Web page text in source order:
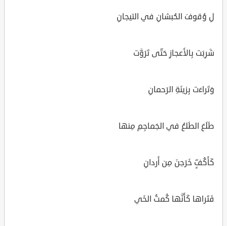
لِ وُقوفَ الحُبشانِ في التيجانِ
شَرِبَت بِالأَعجازِ حَتّى تَرَوَّت
وَتَراءَت بِزينَةِ الرَحمانِ
طَلَعَ الطَلعُ في الجَماجِمِ مِنها
كَأَكُفٍّ خَرَجنَ مِن أَردانِ
فَتَراها كَأَنَّها كُمتُ الخَي